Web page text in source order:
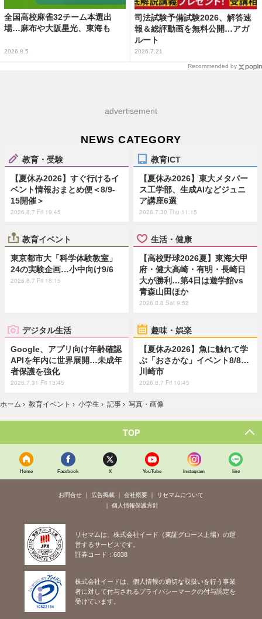
全国高校麻雀32チーム本選出
場…麻布や大阪星光、東海も
2026.8.5
司法試験予備試験2026、解答速
報＆総評動画を無料公開…アガ
ルート
2026.7.21
Recommended by
advertisement
NEWS CATEGORY
教育・受験
【夏休み2026】すぐ行けるイ
ベント情報おまとめ便＜8/9-
15開催＞
2026.8.7 Fri 19:45
教育ICT
【夏休み2026】東大メタバー
ス工学部、生成AIなどジュニ
ア講座6選
2026.7.30 Thu 11:15
教育イベント
東京都市大「科学体験教室」
24の実験企画…小中向け9/6
2026.8.7 Fri 18:15
生活・健康
【高校野球2026夏】東海大甲
府・健大高崎・有明・長崎日
大が勝利…第4日は遊学館vs
青森山田ほか
2026.8.8 Sat 9:52
デジタル生活
Google、アプリ向け年齢確認
APIを年内に世界展開…未成年
者保護を強化
2026.7.31 Fri 13:45
趣味・娯楽
【夏休み2026】魚に触れて学
ぶ「おさかな」イベント8/8…
川崎市
2026.8.7 Fri 10:45
ホーム › 教育イベント › 小学生 › 記事 › 写真・画像
TOP
Home Facebook X YouTube Instagram line
お問合せ 広告掲載 会社概要
リセマムについて
個人情報保護方針
リセマムは、株式会社イード（東証グロース上場）の運
営するサービスです。
証券コード：6038
株式会社イードは、個人情報の適切な取扱いを行う事業
者に対して付与されるプライバシーマークの付与認定を
受けています。